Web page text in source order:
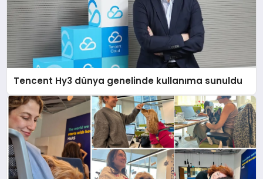
Tencent Hy3 dünya genelinde kullanıma sunuldu